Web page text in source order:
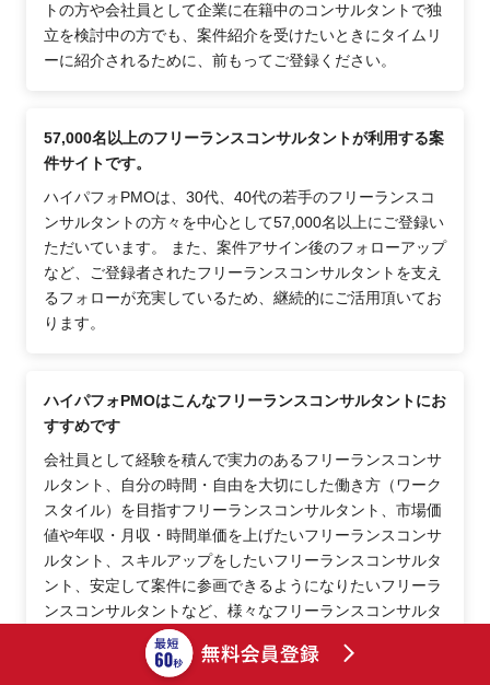
トの方や会社員として企業に在籍中のコンサルタントで独
立を検討中の方でも、案件紹介を受けたいときにタイムリ
ーに紹介されるために、前もってご登録ください。
57,000名以上のフリーランスコンサルタントが利用する案
件サイトです。
ハイパフォPMOは、30代、40代の若手のフリーランスコ
ンサルタントの方々を中心として57,000名以上にご登録い
ただいています。 また、案件アサイン後のフォローアップ
など、ご登録者されたフリーランスコンサルタントを支え
るフォローが充実しているため、継続的にご活用頂いてお
ります。
ハイパフォPMOはこんなフリーランスコンサルタントにお
すすめです
会社員として経験を積んで実力のあるフリーランスコンサ
ルタント、自分の時間・自由を大切にした働き方（ワーク
スタイル）を目指すフリーランスコンサルタント、市場価
値や年収・月収・時間単価を上げたいフリーランスコンサ
ルタント、スキルアップをしたいフリーランスコンサルタ
ント、安定して案件に参画できるようになりたいフリーラ
ンスコンサルタントなど、様々なフリーランスコンサルタ
ントにおすすめです。